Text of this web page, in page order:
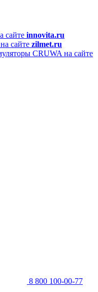
сайте innovita.ru
сайте zilmet.ru
CRUWA на сайте
8 800 100-00-77